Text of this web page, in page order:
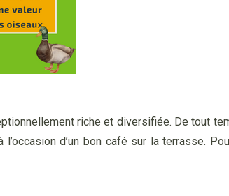
riche et diversifiée. De tout
l’occasion d’un bon café sur la terrasse.